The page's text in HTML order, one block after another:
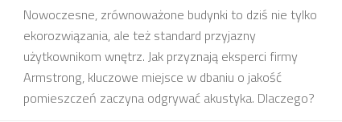
Nowoczesne, zrównoważone budynki to dziś nie tylko
ekorozwiązania, ale też standard przyjazny
użytkownikom wnętrz. Jak przyznają eksperci firmy
Armstrong, kluczowe miejsce w dbaniu o jakość
pomieszczeń zaczyna odgrywać akustyka. Dlaczego?